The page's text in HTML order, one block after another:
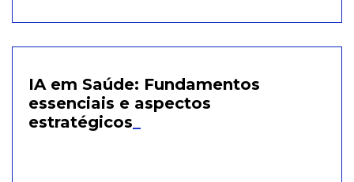
IA em Saúde: Fundamentos
essenciais e aspectos
estratégicos